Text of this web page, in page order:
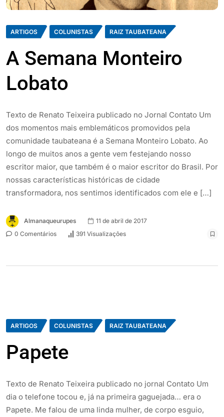
ARTIGOS COLUNISTAS RAIZ TAUBATEANA
A Semana Monteiro
Lobato
Texto de Renato Teixeira publicado no Jornal Contato Um
dos momentos mais emblemáticos promovidos pela
comunidade taubateana é a Semana Monteiro Lobato. Ao
longo de muitos anos a gente vem festejando nosso
escritor maior, que também é o maior escritor do Brasil. Por
nossas características históricas de cidade
transformadora, nos sentimos identificados com ele e […]
Almanaqueurupes
11 de abril de 2017
0 Comentários
391 Visualizações
ARTIGOS COLUNISTAS RAIZ TAUBATEANA
Papete
Texto de Renato Teixeira publicado no jornal Contato Um
dia o telefone tocou e, já na primeira gaguejada… era o
Papete. Me falou de uma linda mulher, de corpo esguio,